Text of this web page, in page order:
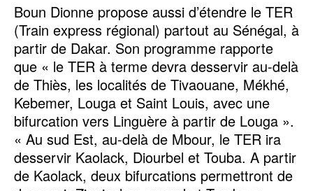
Boun Dionne propose aussi d’étendre le TER
(Train express régional) partout au Sénégal, à
partir de Dakar. Son programme rapporte
que « le TER à terme devra desservir au-delà
de Thiès, les localités de Tivaouane, Mékhé,
Kebemer, Louga et Saint Louis, avec une
bifurcation vers Linguère à partir de Louga ».
« Au sud Est, au-delà de Mbour, le TER ira
desservir Kaolack, Diourbel et Touba. A partir
de Kaolack, deux bifurcations permettront de